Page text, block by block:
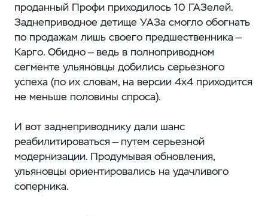
проданный Профи приходилось 10 ГАЗелей.
Заднеприводное детище УАЗа смогло обогнать
по продажам лишь своего предшественника —
Карго. Обидно — ведь в полноприводном
сегменте ульяновцы добились серьезного
успеха (по их словам, на версии 4х4 приходится
не меньше половины спроса).
И вот заднеприводнику дали шанс
реабилитироваться — путем серьезной
модернизации. Продумывая обновления,
ульяновцы ориентировались на удачливого
соперника.